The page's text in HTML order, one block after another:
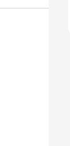
oorzaken